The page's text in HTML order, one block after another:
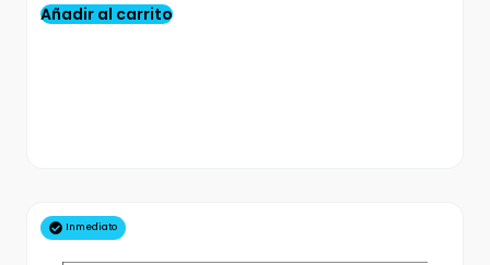
Añadir al carrito
Inmediato